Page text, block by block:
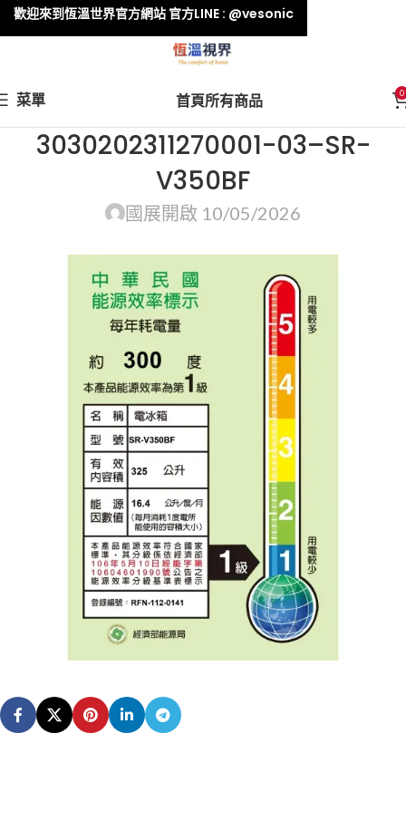
菜單 首頁所有商品 0
3030202311270001-03–SR-
V350BF
國展開啟 10/05/2026
歡迎來到恆溫世界官方網站 官方LINE : @vesonic